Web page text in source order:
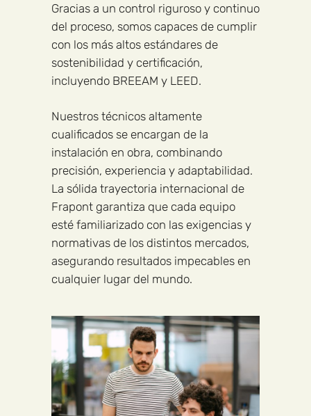
Gracias a un control riguroso y continuo
del proceso, somos capaces de cumplir
con los más altos estándares de
sostenibilidad y certificación,
incluyendo BREEAM y LEED.
Nuestros técnicos altamente
cualificados se encargan de la
instalación en obra, combinando
precisión, experiencia y adaptabilidad.
La sólida trayectoria internacional de
Frapont garantiza que cada equipo
esté familiarizado con las exigencias y
normativas de los distintos mercados,
asegurando resultados impecables en
cualquier lugar del mundo.